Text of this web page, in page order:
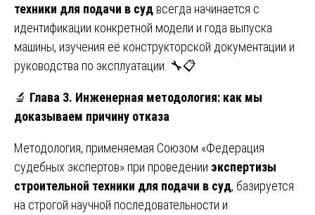
техники для подачи в суд всегда начинается с
идентификации конкретной модели и года выпуска
машины, изучения её конструкторской документации и
руководства по эксплуатации. 🔧📋
🔬 Глава 3. Инженерная методология: как мы
доказываем причину отказа
Методология, применяемая Союзом «Федерация
судебных экспертов» при проведении экспертизы
строительной техники для подачи в суд, базируется
на строгой научной последовательности и